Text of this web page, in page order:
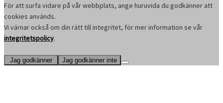
För att surfa vidare på vår webbplats, ange huruvida du godkänner att
cookies används.
Vi värnar också om din rätt till integritet, för mer information se vår
integritetspolicy.
Jag godkänner Jag godkänner inte